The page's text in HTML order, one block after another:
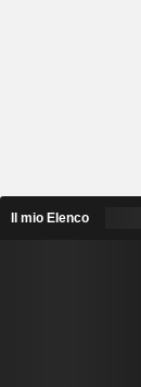
Il mio Elenco